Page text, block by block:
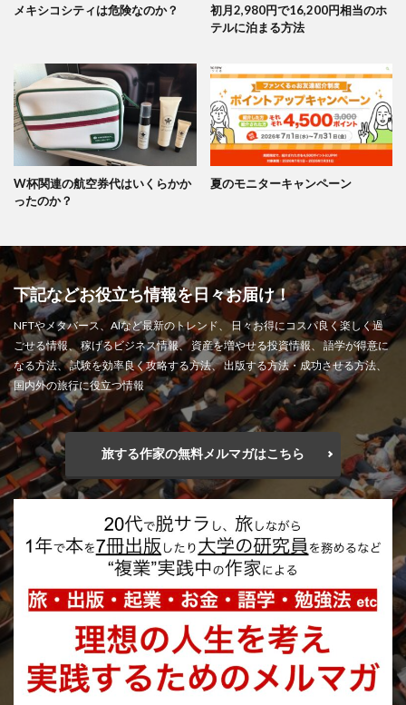
メキシコシティは危険なのか？
初月2,980円で16,200円相当のホ
テルに泊まる方法
W杯関連の航空券代はいくらかか
ったのか？
夏のモニターキャンペーン
下記などお役立ち情報を日々お届け！
NFTやメタバース、AIなど最新のトレンド、 日々お得にコスパ良く楽しく過
ごせる情報、 稼げるビジネス情報、 資産を増やせる投資情報、 語学が得意に
なる方法、 試験を効率良く攻略する方法、 出版する方法・成功させる方法、
国内外の旅行に役立つ情報
旅する作家の無料メルマガはこちら